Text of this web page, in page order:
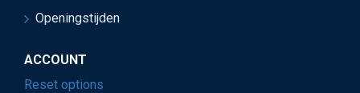
Openingstijden
ACCOUNT
Reset options